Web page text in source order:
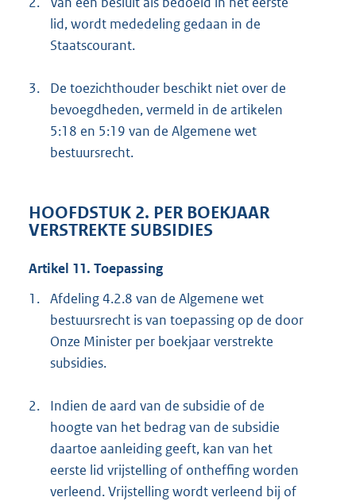
lid, wordt mededeling gedaan in de
Staatscourant.
3.
De toezichthouder beschikt niet over de
bevoegdheden, vermeld in de artikelen
5:18 en 5:19 van de Algemene wet
bestuursrecht.
HOOFDSTUK 2. PER BOEKJAAR
VERSTREKTE SUBSIDIES
Artikel 11. Toepassing
1. Afdeling 4.2.8 van de Algemene wet
bestuursrecht is van toepassing op de door
Onze Minister per boekjaar verstrekte
subsidies.
2.
Indien de aard van de subsidie of de
hoogte van het bedrag van de subsidie
daartoe aanleiding geeft, kan van het
eerste lid vrijstelling of ontheffing worden
verleend. Vrijstelling wordt verleend bij of